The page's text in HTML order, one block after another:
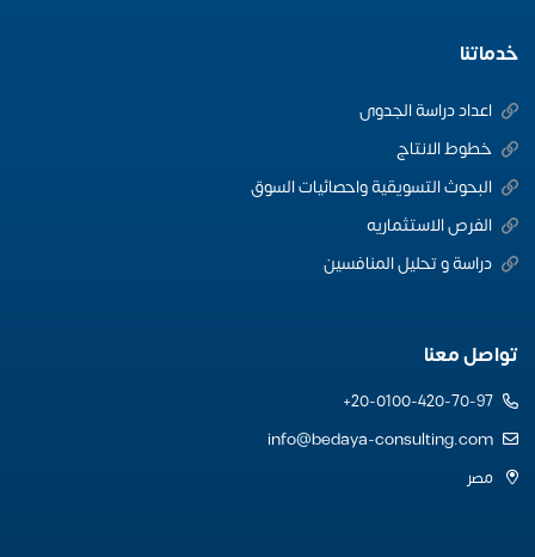
خدماتنا
اعداد دراسة الجدوى
خطوط الانتاج
البحوث التسويقية واحصائيات السوق
الفرص الاستثماريه
دراسة و تحليل المنافسين
تواصل معنا
20-0100-420-70-97+
info@bedaya-consulting.com
مصر